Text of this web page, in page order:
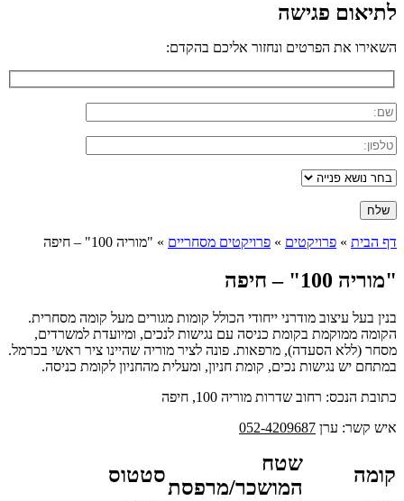
לתיאום פגישה
השאירו את הפרטים ונחזור אליכם בהקדם:
דף הבית » פרויקטים » פרויקטים מסחריים » "מוריה 100" – חיפה
"מוריה 100" – חיפה
בנין בעל עיצוב מודרני ייחודי הכולל קומות מגורים מעל קומה מסחרית.
הקומה ממוקמת בקומת כניסה עם נגישות לנכים, ומיועדת למשרדים,
מסחר (ללא הסעדה), מרפאות. פונה לציר מוריה שהיינו ציר ראשי בכרמל.
במתחם יש נגישות נכים, קומת חניון, ומעלית מהחניון לקומת כניסה.
כתובת הנכס: רחוב שדרות מוריה 100, חיפה
איש קשר: ערן 052-4209687
קומה
שטח
המושכר/מרפסת
סטטוס